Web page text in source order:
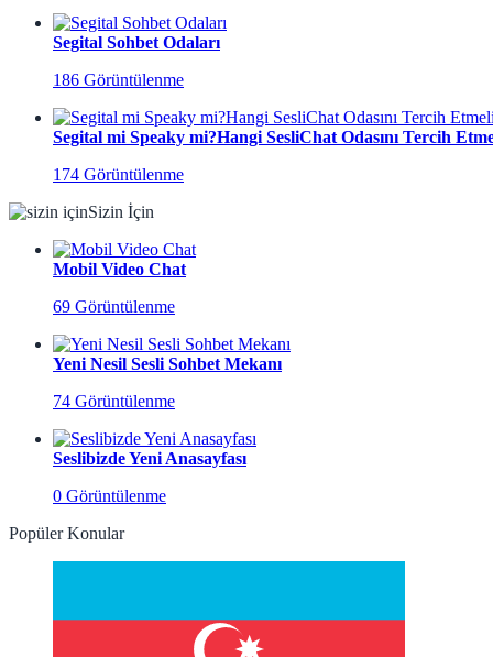
Segital Sohbet Odaları
186 Görüntülenme
Segital mi Speaky mi?Hangi SesliChat Odasını Tercih
174 Görüntülenme
Sizin İçin
Mobil Video Chat
69 Görüntülenme
Yeni Nesil Sesli Sohbet Mekanı
74 Görüntülenme
Seslibizde Yeni Anasayfası
0 Görüntülenme
Popüler Konular